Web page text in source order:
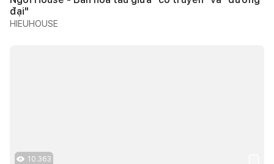
đại"
HIEUHOUSE
10.363